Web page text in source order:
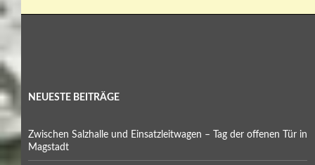
NEUESTE BEITRÄGE
Zwischen Salzhalle und Einsatzleitwagen – Tag der offenen Tür in
Magstadt